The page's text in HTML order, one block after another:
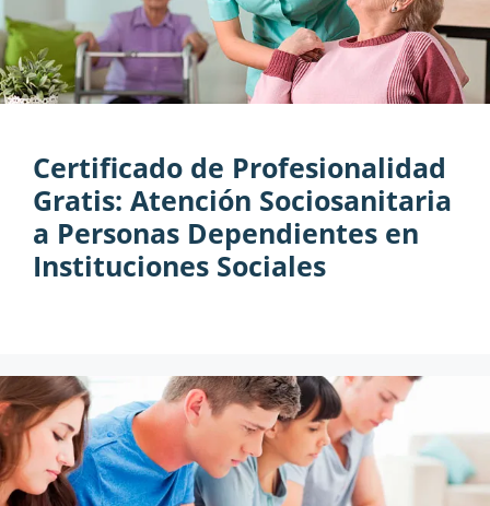
Certificado de Profesionalidad
Gratis: Atención Sociosanitaria
a Personas Dependientes en
Instituciones Sociales